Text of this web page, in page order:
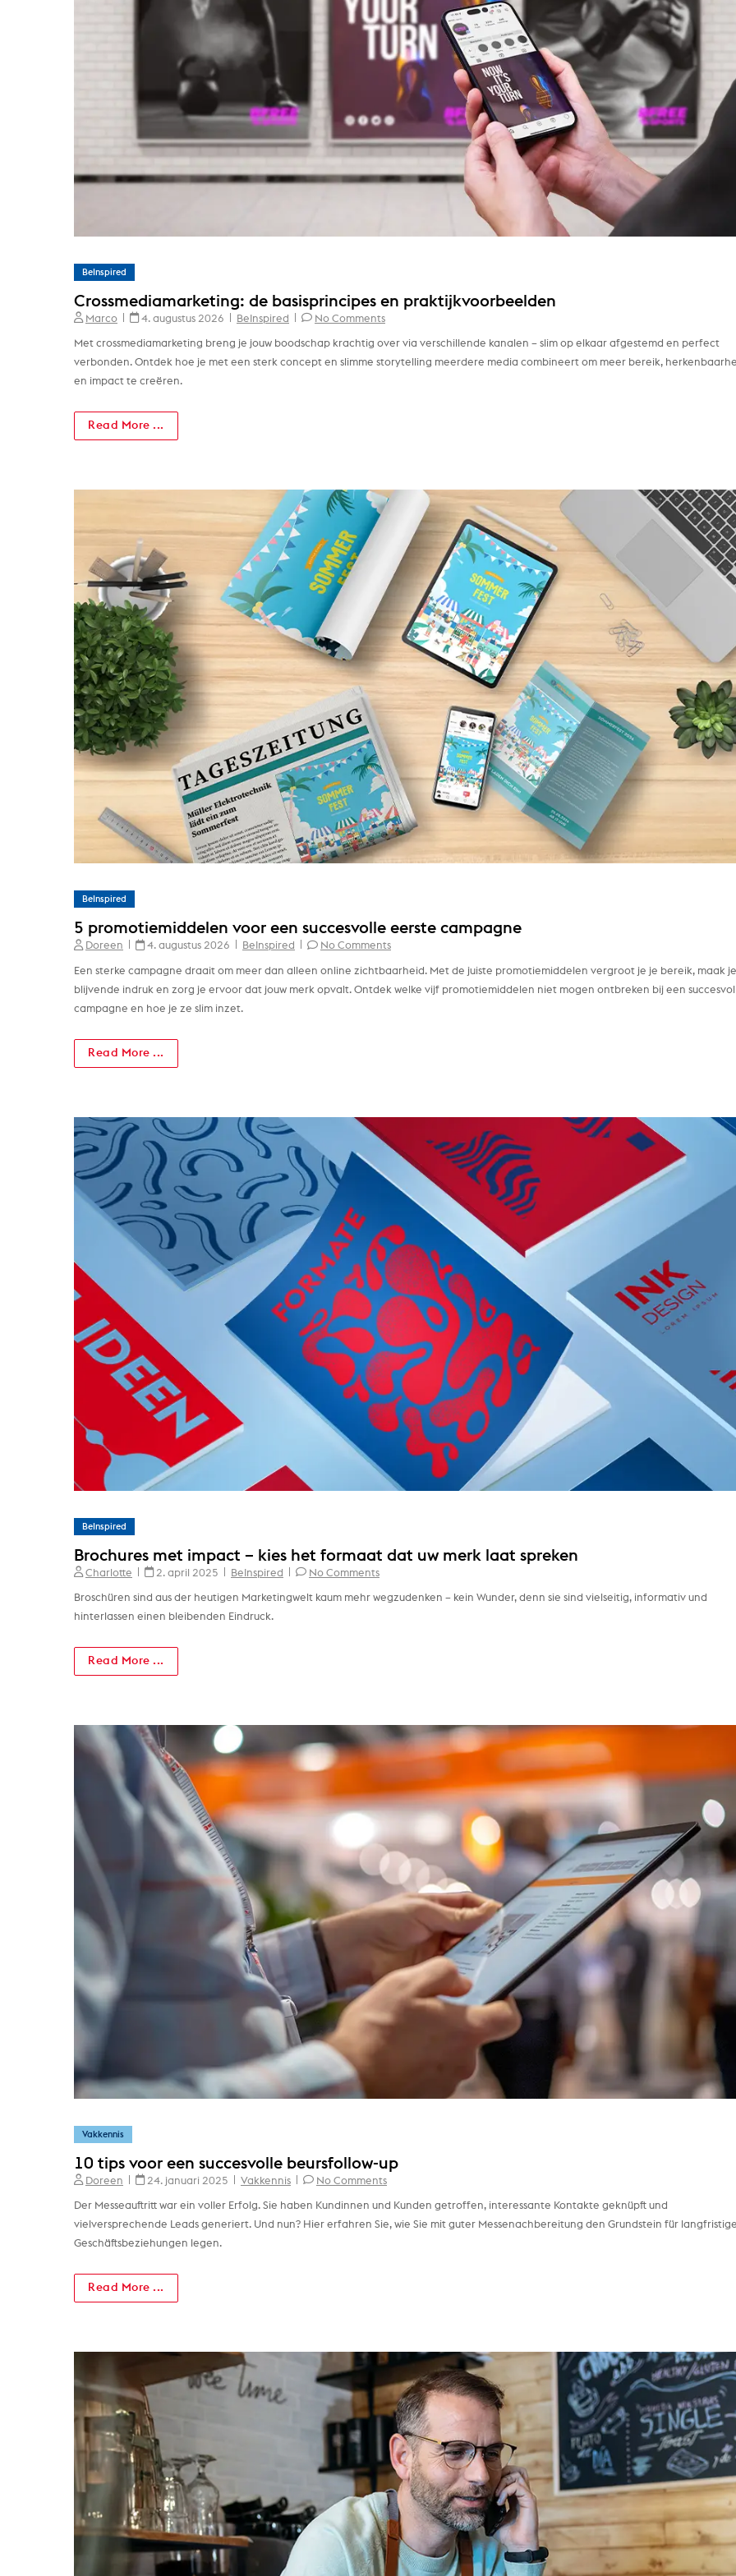
BeInspired
Crossmediamarketing: de basisprincipes en praktijkvoorbeelden
Marco 4. augustus 2026 BeInspired No Comments
Met crossmediamarketing breng je jouw boodschap krachtig over via verschillende kanalen – slim op elkaar afgestemd en perfect
verbonden. Ontdek hoe je met een sterk concept en slimme storytelling meerdere media combineert om meer bereik,
en impact te creëren.
Read More ...
BeInspired
5 promotiemiddelen voor een succesvolle eerste campagne
Doreen 4. augustus 2026 BeInspired No Comments
Een sterke campagne draait om meer dan alleen online zichtbaarheid. Met de juiste promotiemiddelen vergroot je je bereik, maak
blijvende indruk en zorg je ervoor dat jouw merk opvalt. Ontdek welke vijf promotiemiddelen niet mogen ontbreken bij een
campagne en hoe je ze slim inzet.
Read More ...
BeInspired
Brochures met impact – kies het formaat dat uw merk laat spreken
Charlotte 2. april 2025 BeInspired No Comments
Broschüren sind aus der heutigen Marketingwelt kaum mehr wegzudenken – kein Wunder, denn sie sind vielseitig, informativ und
hinterlassen einen bleibenden Eindruck.
Read More ...
Vakkennis
10 tips voor een succesvolle beursfollow-up
Doreen 24. januari 2025 Vakkennis No Comments
Der Messeauftritt war ein voller Erfolg. Sie haben Kundinnen und Kunden getroffen, interessante Kontakte geknüpft und
vielversprechende Leads generiert. Und nun? Hier erfahren Sie, wie Sie mit guter Messenachbereitung den Grundstein für
Geschäftsbeziehungen legen.
Read More ...